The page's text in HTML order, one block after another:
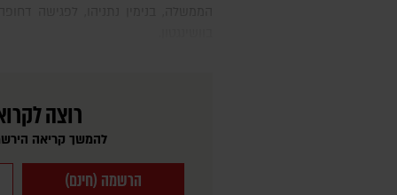
רוצה
להמשך קריאה
הרשמה (חינם)